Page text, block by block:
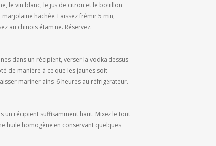
le vin blanc, le jus de citron et le bouillon
hachée. Laissez frémir 5 min,
au chinois étamine. Réservez.
dans un récipient, verser la vodka dessus
de manière à ce que les jaunes soit
mariner ainsi 6 heures au réfrigérateur.
un récipient suffisamment haut. Mixez le tout
huile homogène en conservant quelques